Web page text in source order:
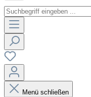
Menü schließen